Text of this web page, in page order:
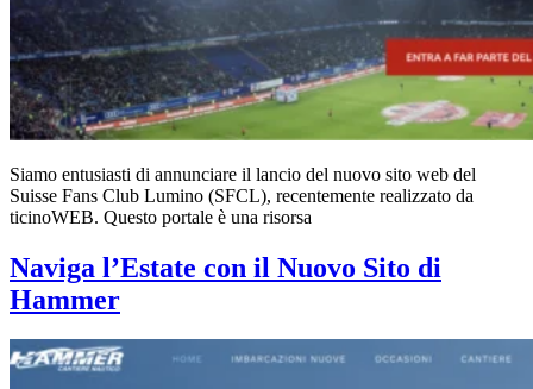
Siamo entusiasti di annunciare il lancio del nuovo sito web del
Suisse Fans Club Lumino (SFCL), recentemente realizzato da
ticinoWEB. Questo portale è una risorsa
Naviga l’Estate con il Nuovo Sito di
Hammer